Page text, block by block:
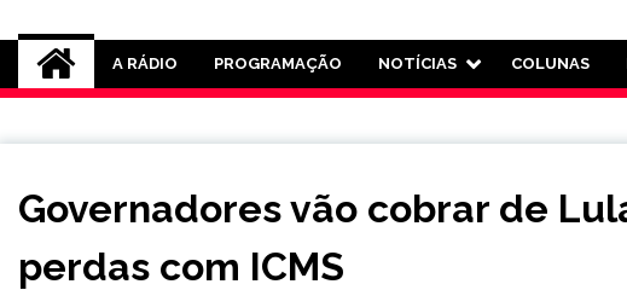
Rádio Aranãs 105.3
A RÁDIO PROGRAMAÇÃO NOTÍCIAS COLUNAS
NOTÍCIAS
Governadores vão cobrar de
perdas com ICMS